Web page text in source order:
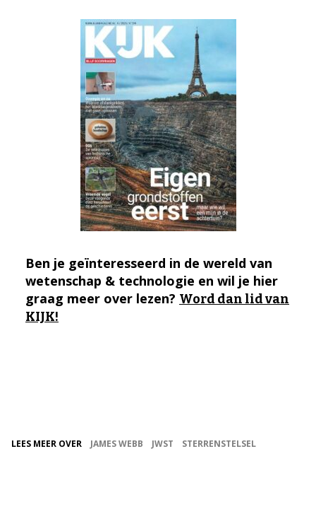
Ben je geïnteresseerd in de wereld van
wetenschap & technologie en wil je hier
graag meer over lezen? Word dan lid van
KIJK!
LEES MEER OVER JAMES WEBB JWST STERRENSTELSEL